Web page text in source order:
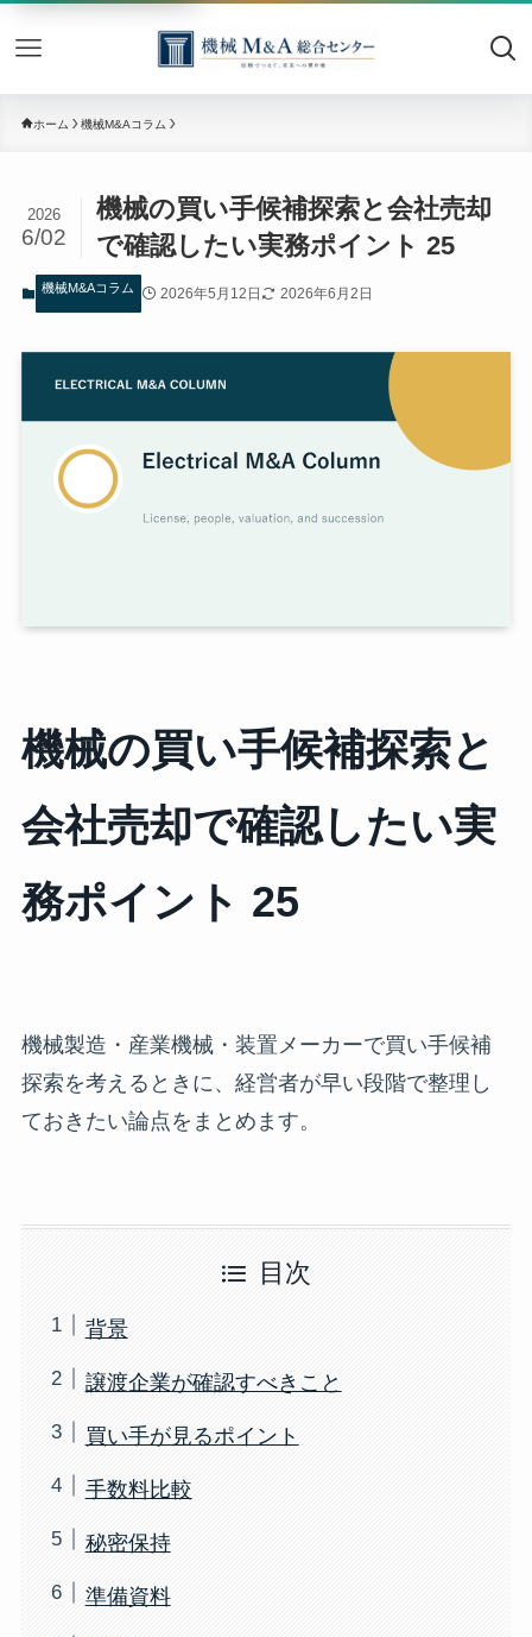
機械
ホーム 機械M&Aコラム
機械の買い手候補探索と会社売却
で確認したい実務ポイント 25
2026
6/02
機械M&Aコラム 2026年5月12日 2026年6月2日
機械の買い手候補探索と
会社売却で確認したい実
務ポイント 25
機械製造・産業機械・装置メーカーで買い手候補
探索を考えるときに、経営者が早い段階で整理し
ておきたい論点をまとめます。
目次
背景
譲渡企業が確認すべきこと
買い手が見るポイント
手数料比較
秘密保持
準備資料